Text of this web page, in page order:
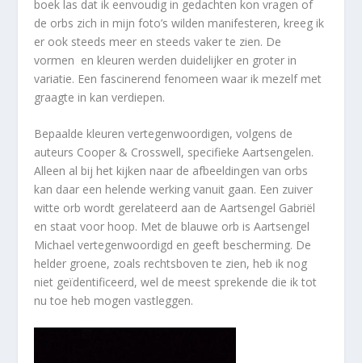
boek las dat ik eenvoudig in gedachten kon vragen of
de orbs zich in mijn foto’s wilden manifesteren, kreeg ik
er ook steeds meer en steeds vaker te zien. De
vormen en kleuren werden duidelijker en groter in
variatie. Een fascinerend fenomeen waar ik mezelf met
graagte in kan verdiepen.
Bepaalde kleuren vertegenwoordigen, volgens de
auteurs Cooper & Crosswell, specifieke Aartsengelen.
Alleen al bij het kijken naar de afbeeldingen van orbs
kan daar een helende werking vanuit gaan. Een zuiver
witte orb wordt gerelateerd aan de Aartsengel Gabriël
en staat voor hoop. Met de blauwe orb is Aartsengel
Michael vertegenwoordigd en geeft bescherming. De
helder groene, zoals rechtsboven te zien, heb ik nog
niet geïdentificeerd, wel de meest sprekende die ik tot
nu toe heb mogen vastleggen.